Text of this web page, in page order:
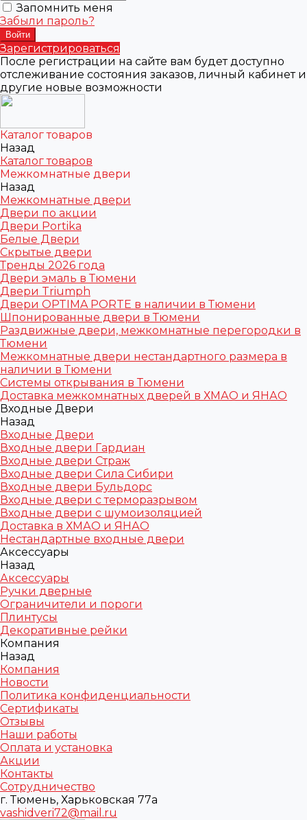
Запомнить меня
Забыли пароль?
Зарегистрироваться
После регистрации на сайте вам будет доступно
отслеживание состояния заказов, личный кабинет и
другие новые возможности
Каталог товаров
Назад
Каталог товаров
Межкомнатные двери
Назад
Межкомнатные двери
Двери по акции
Двери Portika
Белые Двери
Скрытые двери
Тренды 2026 года
Двери эмаль в Тюмени
Двери Triumph
Двери OPTIMA PORTE в наличии в Тюмени
Шпонированные двери в Тюмени
Раздвижные двери, межкомнатные перегородки в
Тюмени
Межкомнатные двери нестандартного размера в
наличии в Тюмени
Системы открывания в Тюмени
Доставка межкомнатных дверей в ХМАО и ЯНАО
Входные Двери
Назад
Входные Двери
Входные двери Гардиан
Входные двери Страж
Входные двери Сила Сибири
Входные двери Бульдорс
Входные двери с терморазрывом
Входные двери с шумоизоляцией
Доставка в ХМАО и ЯНАО
Нестандартные входные двери
Аксессуары
Назад
Аксессуары
Ручки дверные
Ограничители и пороги
Плинтусы
Декоративные рейки
Компания
Назад
Компания
Новости
Политика конфиденциальности
Сертификаты
Отзывы
Наши работы
Оплата и установка
Акции
Контакты
Сотрудничество
г. Тюмень, Харьковская 77а
vashidveri72@mail.ru